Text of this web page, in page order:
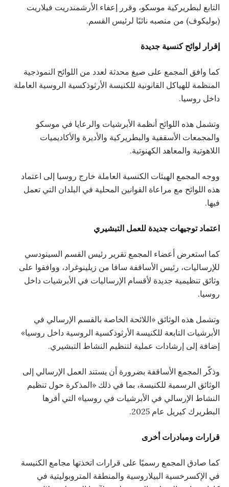
التابع لبطريركية موسكو، وقرر إعفاء الأرشمندريت فيلاريت
(بوليكوف) من منصبه نائبًا لرئيس القسم.
إقرار لوائح كنسية جديدة
كما وافق المجمع على صيغ محدثة لعدد من اللوائح النموذجية
المنظمة للهياكل القانونية للكنيسة الأرثوذكسية الروسية العاملة
داخل روسيا.
وتشمل هذه اللوائح أنظمة الأبرشيات والرعايا في موسكو
والمجمعات الأسقفية والبطريركية والأديرة والأكاديميات
اللاهوتية والمعاهد الكهنوتية.
ووجه المجمع الهيئات الكنسية العاملة خارج روسيا إلى اعتماد
هذه اللوائح مع مراعاة القوانين المحلية في البلدان التي تعمل
فيها.
اعتماد توجيهات جديدة للعمل التبشيري
كما استعرض أعضاء المجمع تقرير رئيس القسم السينودسي
للإرساليات، رئيس الأساقفة سافا من زيلينوغراد، ووافقوا على
وثائق تنظيمية جديدة لأقسام الإرساليات في الأبرشيات داخل
روسيا.
وتشمل هذه الوثائق «اللائحة الخاصة بالقسم الإرسالي في
الأبرشيات التابعة للكنيسة الأرثوذكسية الروسية داخل روسيا»
إضافة إلى إرشادات عملية لتنظيم النشاط التبشيري.
وذكّر المجمع الأساقفة بضرورة أن يستند العمل الإرسالي إلى
الوثائق الرسمية للكنيسة، بما في ذلك «المذكرة حول تنظيم
النشاط الإرسالي في الأبرشيات في روسيا» التي أقرها
البطريرك كيريل عام 2025.
قرارات ومبادرات أخرى
كما صادق المجمع رسميًا على قرارات اتخذتها مجامع الكنيسة
في الإكسرخسية البيلاروسية والمنطقة المتروبوليتية في